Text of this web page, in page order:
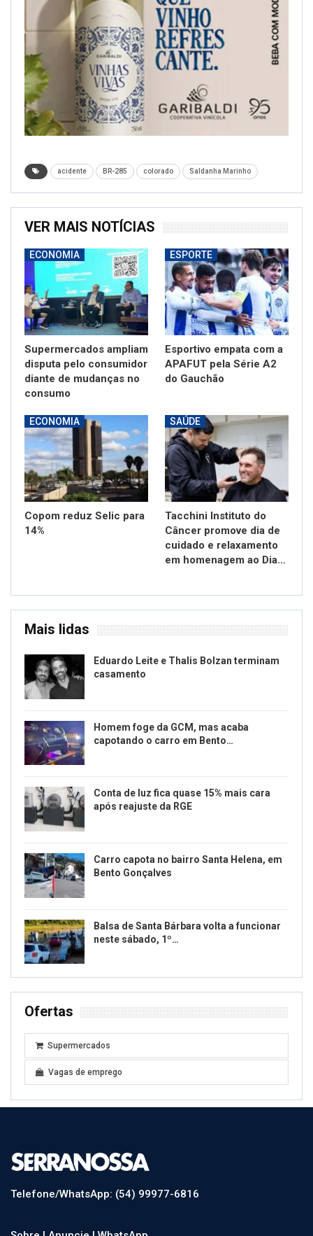
acidente BR-285 colorado Saldanha Marinho
VER MAIS NOTÍCIAS
ECONOMIA
Supermercados ampliam
disputa pelo consumidor
diante de mudanças no
consumo
ESPORTE
Esportivo empata com a
APAFUT pela Série A2
do Gauchão
ECONOMIA
Copom reduz Selic para
14%
SAÚDE
Tacchini Instituto do
Câncer promove dia de
cuidado e relaxamento
em homenagem ao Dia…
Mais lidas
Eduardo Leite e Thalis Bolzan terminam
casamento
Homem foge da GCM, mas acaba
capotando o carro em Bento…
Conta de luz fica quase 15% mais cara
após reajuste da RGE
Carro capota no bairro Santa Helena, em
Bento Gonçalves
Balsa de Santa Bárbara volta a funcionar
neste sábado, 1º…
Ofertas
Supermercados
Vagas de emprego
Telefone/WhatsApp: (54) 99977-6816